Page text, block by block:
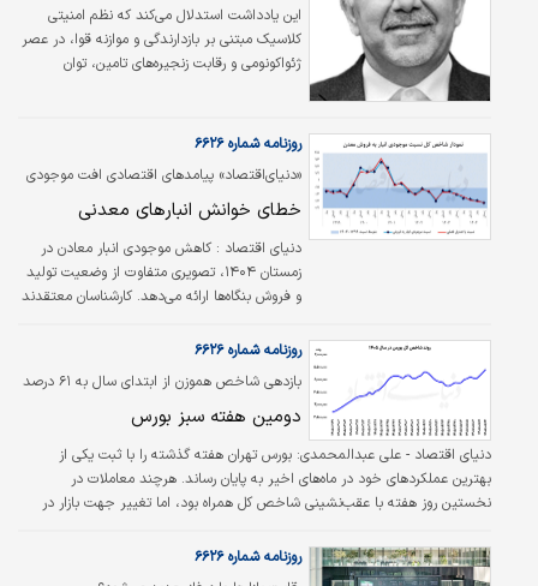
این یادداشت استدلال می‌کند که نظم امنیتی
کلاسیک مبتنی بر بازدارندگی و موازنه قوا، در عصر
ژئواکونومی و رقابت زنجیره‌های تامین، توان
کشورهای جنوب خلیج‌فارس به پیمان‌های دفاعی
تشدید منازعات و جنگ همه‌علیه‌همه؛ و (۳)
شکل‌گیری نظام «امنیت شبکه‌ای» مبتنی بر
شمال و جنوب خلیج فارس. این قلم با استناد به
داده‌های تجاری امارات-اسرائیل…
«دنیای‌اقتصاد» پیامد‌های اقتصادی افت موجودی
محصول بنگاه‌ها را بررسی کرد
روزنامه شماره ۶۶۲۶
خطای خوانش انبارهای معدنی
دنیای اقتصاد : کاهش موجودی انبار معادن در
زمستان ۱۴۰۴، تصویری متفاوت از وضعیت تولید
و فروش بنگاه‌ها ارائه می‌دهد. کارشناسان معتقدند
بازدهی شاخص هموزن از ابتدای سال به ۶۱ درصد
روزنامه شماره ۶۶۲۶
دومین هفته سبز بورس
دنیای اقتصاد - علی عبدالمحمدی: بورس تهران هفته گذشته را با ثبت یکی از
بهترین عملکردهای خود در ماه‌های اخیر به پایان رساند. هرچند معاملات در
نخستین روز هفته با عقب‌نشینی شاخص کل همراه بود، اما تغییر جهت بازار در
روزنامه شماره ۶۶۲۶